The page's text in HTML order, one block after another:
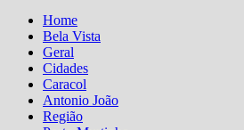
Home
Bela Vista
Geral
Cidades
Caracol
Antonio João
Região